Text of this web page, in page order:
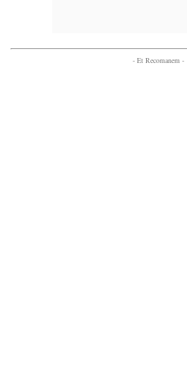
- Et Recomanem -